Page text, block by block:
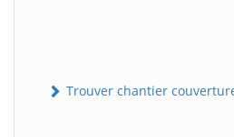
Trouver chantier